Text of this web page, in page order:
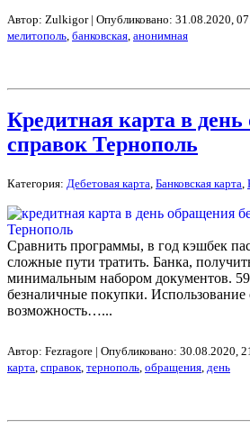
Автор: Zulkigor | Опубликовано: 31.08.2020,
мелитополь, банковская, анонимная
Кредитная карта в день
справок Тернополь
Категория: Дебетовая карта, Банковская карта,
Сравнить программы, в год кэшбек
сложные пути тратить. Банка,
минимальным набором документов.
безналичные покупки. Использование
возможность…...
Автор: Fezragore | Опубликовано: 30.08.2020,
карта, справок, тернополь, обращения, день